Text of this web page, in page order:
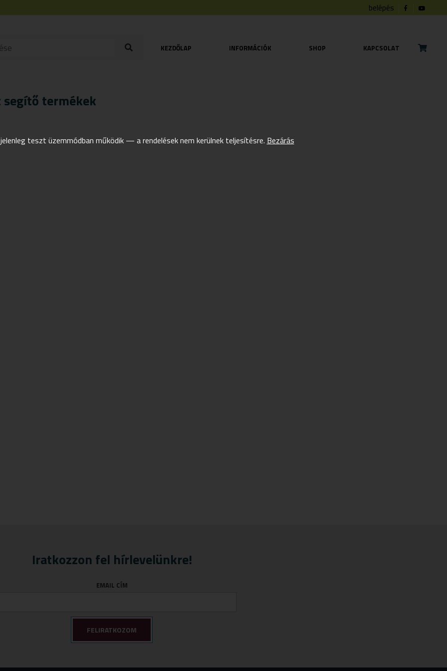
belépés
KEZDŐLAP INFORMÁCIÓK SHOP KAPCSOLAT
segítő termékek
Iratkozzon fel hírlevelünkre!
EMAIL CÍM
teszt üzemmódban működik — a rendelések nem kerülnek teljesítésre. Bezárás